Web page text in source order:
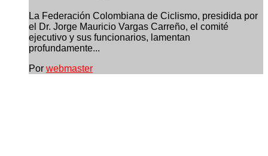
La Federación Colombiana de Ciclismo, presidida por
el Dr. Jorge Mauricio Vargas Carreño, el comité
ejecutivo y sus funcionarios, lamentan
profundamente...
Por webmaster